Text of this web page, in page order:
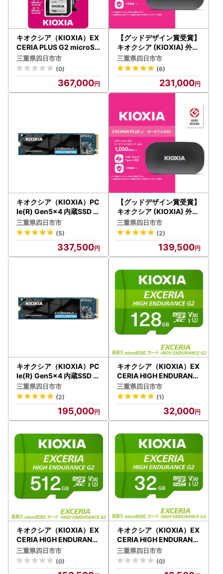
キオクシア（KIOXIA）EX
CERIA PLUS G2 microSD
XC UHS-I メモリカード 2
TB
三重県四日市市
(0)
367,000
【グッドデザイン賞受賞】
キオクシア (KIOXIA) 外付
けSSD EXCERIA PLUS G
2 ポータブル2TB 【パスワ
ード保護 持ち運び コンパ
クト 高速転送 耐久性 保存
軽量 バックアップ 拡張 ス
移行 サイズ PS5 四日市市
四日市 】
三重県四日市市
(6)
231,000
キオクシア（KIOXIA）PC
Ie(R) Gen5x4 内蔵SSD E
XCERIA PLUS G4 2TB NV
Me M.2 Type 2280 (最大
読込: 10,000MB/s)
三重県四日市市
(5)
337,500
【グッドデザイン賞受賞】
キオクシア (KIOXIA) 外付
けSSD EXCERIA PLUS G
2 ポータブル1TB 【パスワ
ード保護 持ち運び コンパ
クト 高速転送 耐久性 保存
軽量 バックアップ 拡張 ス
トレージ ドライブ データ
移行 サイズ PS5 四日市市
四日市 】
三重県四日市市
(2)
139,500
キオクシア（KIOXIA）PC
Ie(R) Gen5x4 内蔵SSD E
XCERIA PLUS G4 1TB NV
Me M.2 Type 2280 (最大
読込: 10,000MB/s)
三重県四日市市
(2)
195,000
キオクシア（KIOXIA）EX
CERIA HIGH ENDURANC
E G2 高耐久 microSDHC/
microSDXC UHS-Iメモリ
カード 128GB
三重県四日市市
(1)
32,000
キオクシア（KIOXIA）EX
CERIA HIGH ENDURANC
E G2 高耐久 microSDHC/
microSDXC UHS-Iメモリ
カード 512GB
三重県四日市市
(0)
キオクシア（KIOXIA）EX
CERIA HIGH ENDURANC
E G2 高耐久 microSDHC/
microSDXC UHS-Iメモリ
カード 32GB
三重県四日市市
(0)